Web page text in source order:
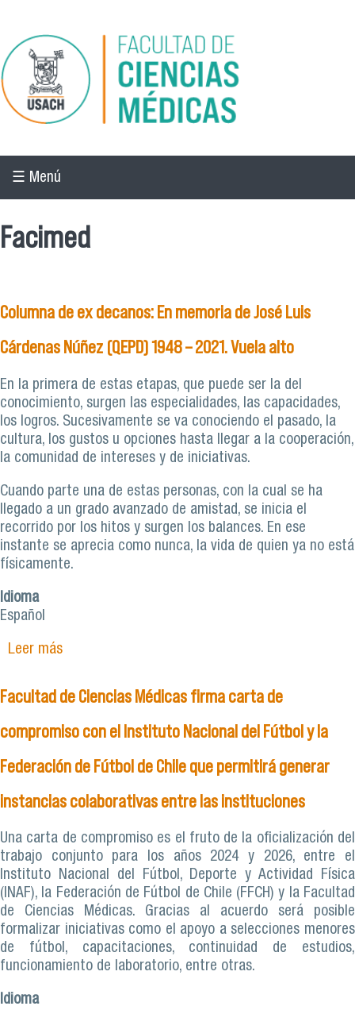
Pasar al contenido principal
☰ Menú
Facimed
Columna de ex decanos: En memoria de José Luis
Cárdenas Núñez (QEPD) 1948 – 2021. Vuela alto
En la primera de estas etapas, que puede ser la del
conocimiento, surgen las especialidades, las capacidades,
los logros. Sucesivamente se va conociendo el pasado, la
cultura, los gustos u opciones hasta llegar a la cooperación,
la comunidad de intereses y de iniciativas.
Cuando parte una de estas personas, con la cual se ha
llegado a un grado avanzado de amistad, se inicia el
recorrido por los hitos y surgen los balances. En ese
instante se aprecia como nunca, la vida de quien ya no está
físicamente.
Idioma
Español
Leer mássobre Columna de ex decanos: En memoria de
Vuela alto
Facultad de Ciencias Médicas firma carta de
compromiso con el Instituto Nacional del Fútbol y la
Federación de Fútbol de Chile que permitirá generar
instancias colaborativas entre las instituciones
Una carta de compromiso es el fruto de la oficialización del
trabajo conjunto para los años 2024 y 2026, entre el
Instituto Nacional del Fútbol, Deporte y Actividad Física
(INAF), la Federación de Fútbol de Chile (FFCH) y la Facultad
de Ciencias Médicas. Gracias al acuerdo será posible
formalizar iniciativas como el apoyo a selecciones menores
de fútbol, capacitaciones, continuidad de estudios,
funcionamiento de laboratorio, entre otras.
Idioma